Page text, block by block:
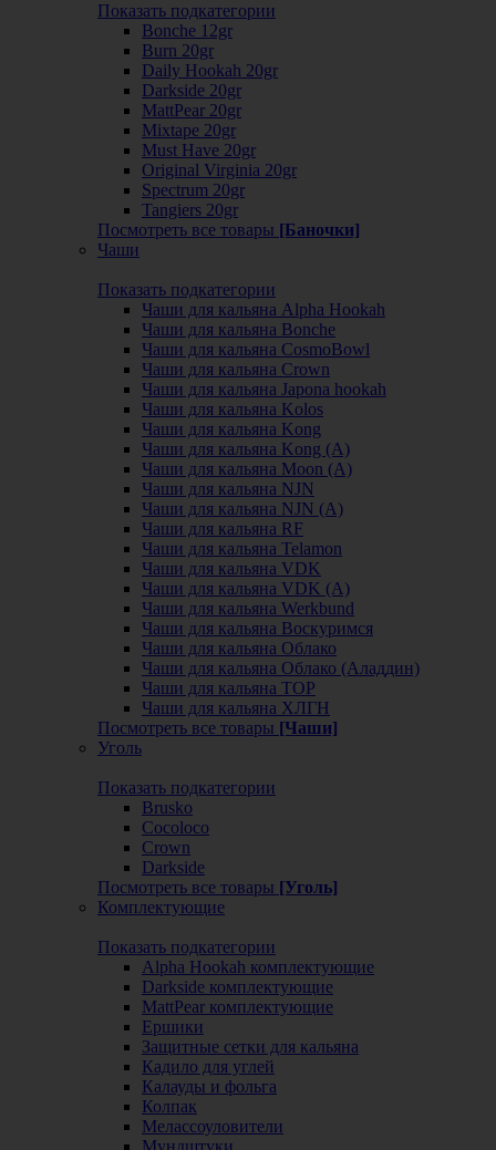
Показать подкатегории
Bonche 12gr
Burn 20gr
Daily Hookah 20gr
Darkside 20gr
MattPear 20gr
Mixtape 20gr
Must Have 20gr
Original Virginia 20gr
Spectrum 20gr
Tangiers 20gr
Посмотреть все товары [Баночки]
Чаши
Показать подкатегории
Чаши для кальяна Alpha Hookah
Чаши для кальяна Bonche
Чаши для кальяна CosmoBowl
Чаши для кальяна Crown
Чаши для кальяна Japona hookah
Чаши для кальяна Kolos
Чаши для кальяна Kong
Чаши для кальяна Kong (A)
Чаши для кальяна Moon (А)
Чаши для кальяна NJN
Чаши для кальяна NJN (А)
Чаши для кальяна RF
Чаши для кальяна Telamon
Чаши для кальяна VDK
Чаши для кальяна VDK (А)
Чаши для кальяна Werkbund
Чаши для кальяна Воскуримся
Чаши для кальяна Облако
Чаши для кальяна Облако (Аладдин)
Чаши для кальяна ТОР
Чаши для кальяна ХЛГН
Посмотреть все товары [Чаши]
Уголь
Показать подкатегории
Brusko
Cocoloco
Crown
Darkside
Посмотреть все товары [Уголь]
Комплектующие
Показать подкатегории
Alpha Hookah комплектующие
Darkside комплектующие
MattPear комплектующие
Ершики
Защитные сетки для кальяна
Кадило для углей
Калауды и фольга
Колпак
Мелассоуловители
Мундштуки